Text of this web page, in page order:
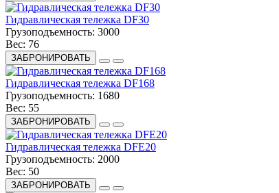
Гидравлическая тележка DF30
Грузоподъемность: 3000
Вес: 76
ЗАБРОНИРОВАТЬ
Гидравлическая тележка DF168
Грузоподъемность: 1680
Вес: 55
ЗАБРОНИРОВАТЬ
Гидравлическая тележка DFE20
Грузоподъемность: 2000
Вес: 50
ЗАБРОНИРОВАТЬ